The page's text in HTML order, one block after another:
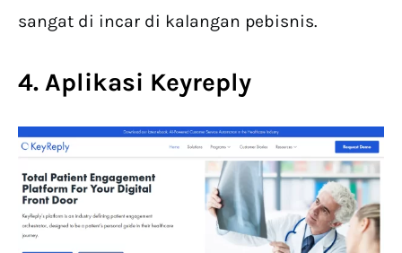
sangat di incar di kalangan pebisnis.
4. Aplikasi Keyreply